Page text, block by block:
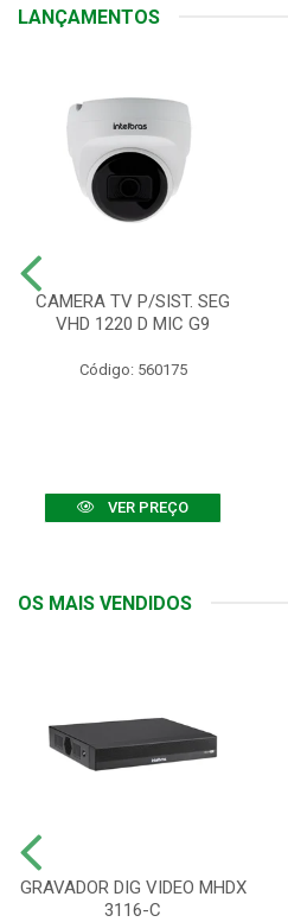
LANÇAMENTOS
CAMERA TV P/SIST. SEG
VHD 1220 D MIC G9
Código: 560175
VER PREÇO
OS MAIS VENDIDOS
GRAVADOR DIG VIDEO MHDX
3116-C